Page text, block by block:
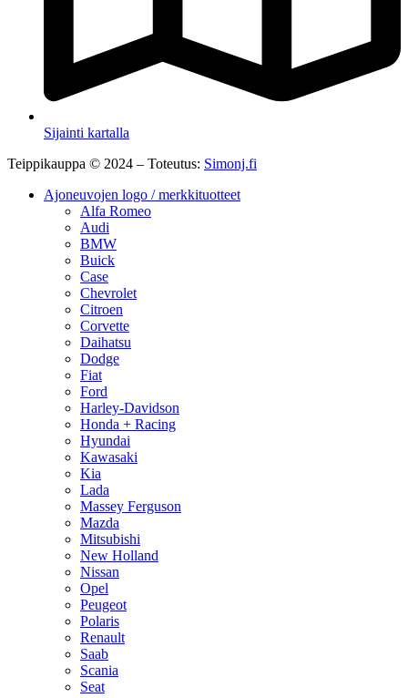
Sijainti kartalla
Teippikauppa © 2024 – Toteutus: Simonj.fi
Ajoneuvojen logo / merkkituotteet
Alfa Romeo
Audi
BMW
Buick
Case
Chevrolet
Citroen
Corvette
Daihatsu
Dodge
Fiat
Ford
Harley-Davidson
Honda + Racing
Hyundai
Kawasaki
Kia
Lada
Massey Ferguson
Mazda
Mitsubishi
New Holland
Nissan
Opel
Peugeot
Polaris
Renault
Saab
Scania
Seat